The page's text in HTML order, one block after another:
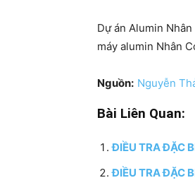
Dự án Alumin
máy alumin Nhân
Nguồn: Nguyễn
Bài Liên Quan:
ĐIỀU TRA ĐẶC
ĐIỀU TRA ĐẶC